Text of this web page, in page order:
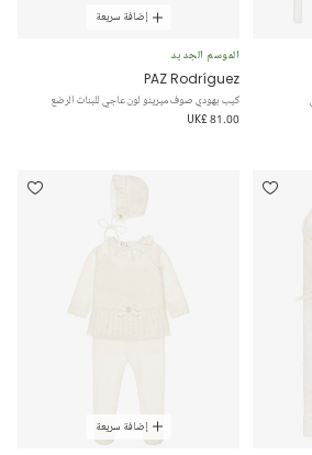
إضافة سريعة
الموسم الجديد
PAZ Rodríguez
كيب بهودي صوف ميرينو لون عاجي للبنات الرضع
UK£ 81.00
إضافة سريعة